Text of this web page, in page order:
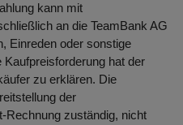
kann mit
an die TeamBank AG
Einreden oder sonstige
hat der
zu erklären. Die
der
Rechnung zuständig, nicht